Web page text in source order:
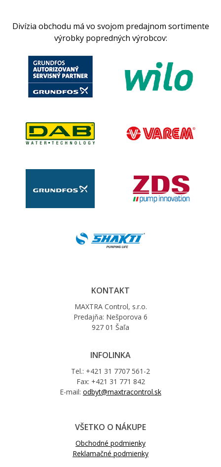
Divízia obchodu má vo svojom predajnom sortimente
výrobky popredných výrobcov:
KONTAKT
MAXTRA Control, s.r.o.
Predajňa: Nešporova 6
927 01 Šaľa
INFOLINKA
Tel.: +421 31 7707 561-2
Fax: +421 31 771 842
E-mail: odbyt@maxtracontrol.sk
VŠETKO O NÁKUPE
Obchodné podmienky
Reklamačné podmienky